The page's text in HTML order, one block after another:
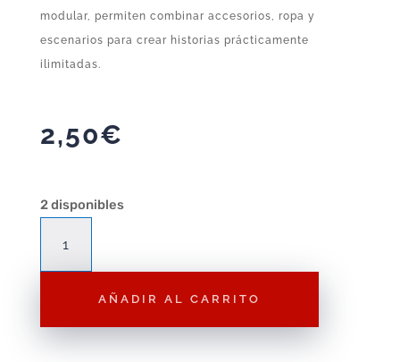
modular, permiten combinar accesorios, ropa y
escenarios para crear historias prácticamente
ilimitadas.
2,50€
2 disponibles
Playmobil
–
AÑADIR AL CARRITO